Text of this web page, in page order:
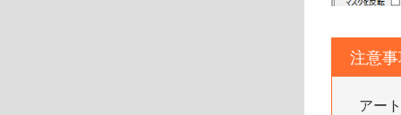
注意
アー